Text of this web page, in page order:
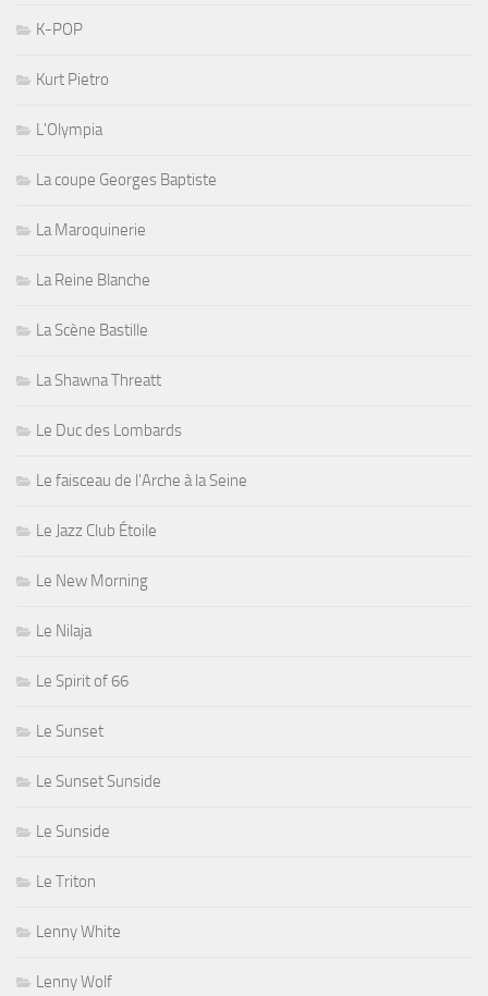
K-POP
Kurt Pietro
L'Olympia
La coupe Georges Baptiste
La Maroquinerie
La Reine Blanche
La Scène Bastille
La Shawna Threatt
Le Duc des Lombards
Le faisceau de l'Arche à la Seine
Le Jazz Club Étoile
Le New Morning
Le Nilaja
Le Spirit of 66
Le Sunset
Le Sunset Sunside
Le Sunside
Le Triton
Lenny White
Lenny Wolf